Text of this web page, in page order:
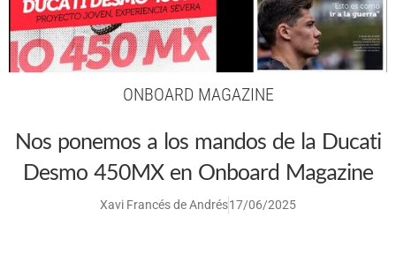
ONBOARD MAGAZINE
Nos ponemos a los mandos de la Ducati
Desmo 450MX en Onboard Magazine
Xavi Francés de Andrés17/06/2025